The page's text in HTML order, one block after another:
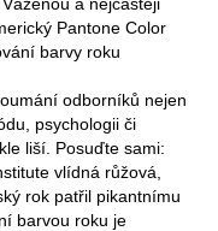
Pantone Color
barvy roku
odborníků nejen
psychologii či
liší. Posuďte sami:
vlídná růžová,
rok patřil pikantnímu
barvou roku je